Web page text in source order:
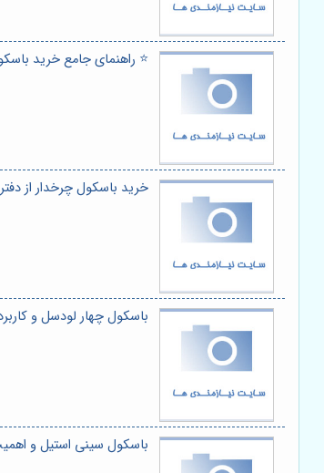
⭐️ راهنمای جامع خرید
خرید باسکول چرخدار از
باسکول چهار لودسل و
باسکول سینی استیل و